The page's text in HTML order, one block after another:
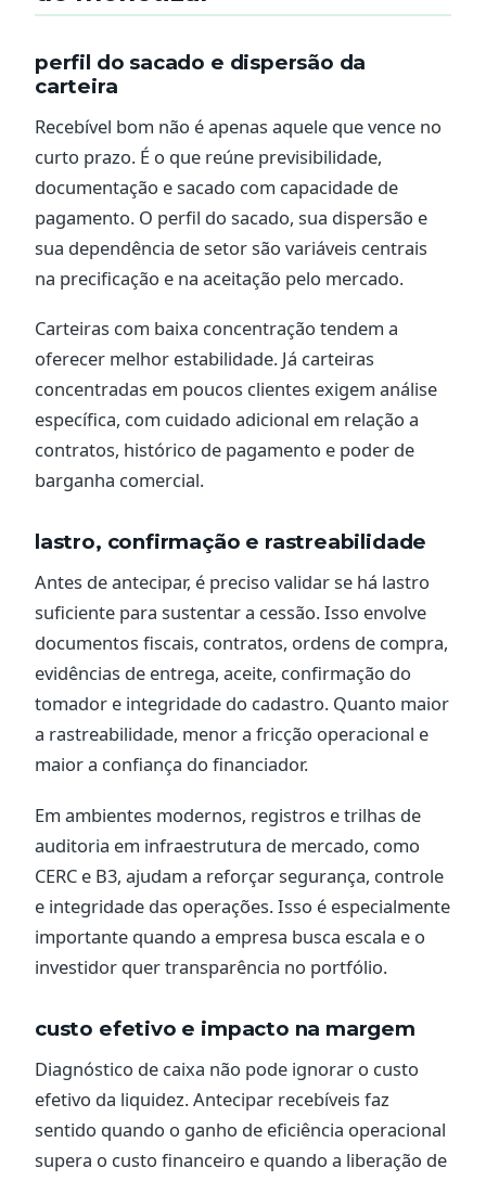
perfil do sacado e dispersão da
carteira
Recebível bom não é apenas aquele que vence no
curto prazo. É o que reúne previsibilidade,
documentação e sacado com capacidade de
pagamento. O perfil do sacado, sua dispersão e
sua dependência de setor são variáveis centrais
na precificação e na aceitação pelo mercado.
Carteiras com baixa concentração tendem a
oferecer melhor estabilidade. Já carteiras
concentradas em poucos clientes exigem análise
específica, com cuidado adicional em relação a
contratos, histórico de pagamento e poder de
barganha comercial.
lastro, confirmação e rastreabilidade
Antes de antecipar, é preciso validar se há lastro
suficiente para sustentar a cessão. Isso envolve
documentos fiscais, contratos, ordens de compra,
evidências de entrega, aceite, confirmação do
tomador e integridade do cadastro. Quanto maior
a rastreabilidade, menor a fricção operacional e
maior a confiança do financiador.
Em ambientes modernos, registros e trilhas de
auditoria em infraestrutura de mercado, como
CERC e B3, ajudam a reforçar segurança, controle
e integridade das operações. Isso é especialmente
importante quando a empresa busca escala e o
investidor quer transparência no portfólio.
custo efetivo e impacto na margem
Diagnóstico de caixa não pode ignorar o custo
efetivo da liquidez. Antecipar recebíveis faz
sentido quando o ganho de eficiência operacional
supera o custo financeiro e quando a liberação de